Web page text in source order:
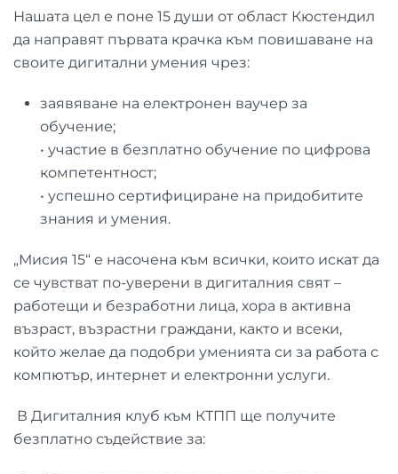
Нашата цел е поне 15 души от област Кюстендил
да направят първата крачка към повишаване на
своите дигитални умения чрез:
заявяване на електронен ваучер за
обучение;
• участие в безплатно обучение по цифрова
компетентност;
• успешно сертифициране на придобитите
знания и умения.
„Мисия 15“ е насочена към всички, които искат да
се чувстват по-уверени в дигиталния свят –
работещи и безработни лица, хора в активна
възраст, възрастни граждани, както и всеки,
който желае да подобри уменията си за работа с
компютър, интернет и електронни услуги.
В Дигиталния клуб към КТПП ще получите
безплатно съдействие за: